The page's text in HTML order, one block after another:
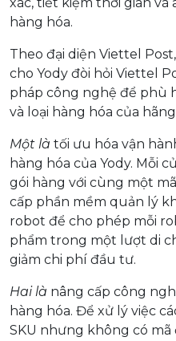
hàng hóa.
Theo đại diện Viettel
cho Yody đòi hỏi Viettel
pháp công nghệ để phù
và loại hàng hóa của
Một là tối ưu hóa vận
hàng hóa của Yody. Mỗi
gói hàng với cùng một
cấp phần mềm quản lý
robot để cho phép mỗi
phẩm trong một lượt di
giảm chi phí đầu tư.
Hai là nâng cấp công
hàng hóa. Để xử lý việc
SKU nhưng không có